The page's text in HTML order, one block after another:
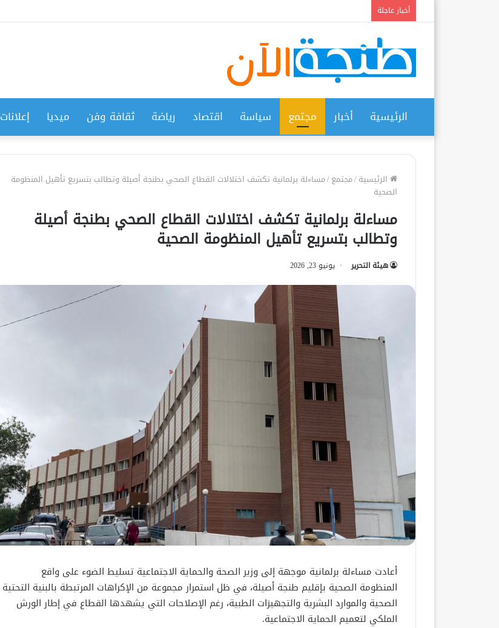
أخبار عاجلة
الرئيسية أخبار مجتمع سياسة اقتصاد رياضة ثقافة وفن ميديا إعلانات
الرئيسية/مجتمع/مساءلة برلمانية تكشف اختلالات القطاع الصحي بطنجة أصيلة وتطالب بتسريع تأهيل المنظومة
الصحية
مساءلة برلمانية تكشف اختلالات القطاع الصحي بطنجة أصيلة
وتطالب بتسريع تأهيل المنظومة الصحية
هيئة التحرير يونيو 23, 2026
أعادت مساءلة برلمانية موجهة إلى وزير الصحة والحماية الاجتماعية تسليط الضوء على واقع
المنظومة الصحية بإقليم طنجة أصيلة، في ظل استمرار مجموعة من الإكراهات المرتبطة بالبنية التحتية
الصحية والموارد البشرية والتجهيزات الطبية، رغم الإصلاحات التي يشهدها القطاع في إطار الورش
الملكي لتعميم الحماية الاجتماعية.